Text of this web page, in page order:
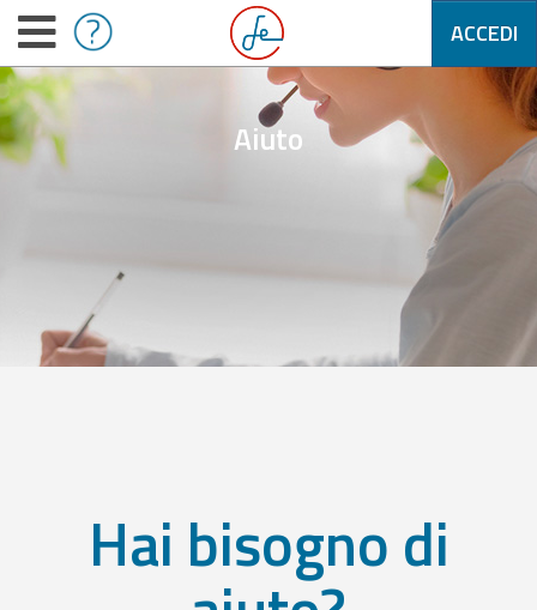
ACCEDI
Aiuto
Hai bisogno di